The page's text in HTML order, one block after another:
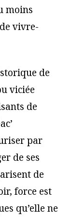
moins
vivre-
de
viciée
de
par
de ses
de
force est
qu’elle ne